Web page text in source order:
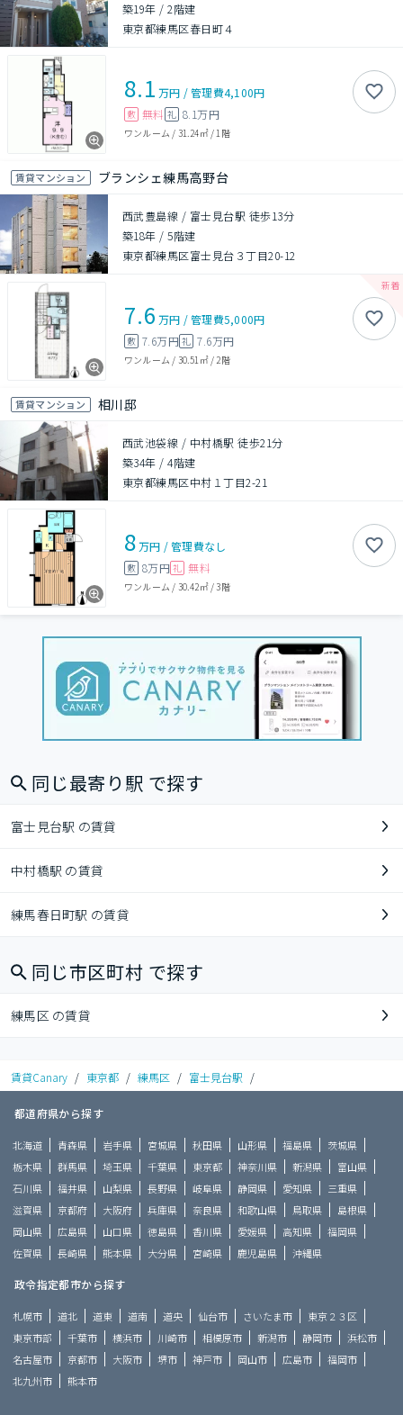
築19年 /2階建
東京都練馬区春日町４
8.1 万円 /管理費4,100円
敷 無料 礼 8.1万円
ワンルーム / 31.24㎡/ 1階
賃貸マンション ブランシェ練馬高野台
西武豊島線 / 富士見台駅 徒歩13分
築18年 /5階建
東京都練馬区富士見台３丁目20-12
7.6 万円 /管理費5,000円
敷 7.6万円礼 7.6万円
ワンルーム / 30.51㎡/ 2階
賃貸マンション 相川邸
西武池袋線 / 中村橋駅 徒歩21分
築34年 /4階建
東京都練馬区中村１丁目2-21
8万円 /管理費なし
敷 8万円 礼 無料
ワンルーム / 30.42㎡/3階
同じ最寄り駅 で探す
富士見台駅 の賃貸
中村橋駅 の賃貸
練馬春日町駅 の賃貸
同じ市区町村 で探す
練馬区 の賃貸
賃貸Canary / 東京都 / 練馬区 / 富士見台駅 /
都道府県から探す
北海道 青森県 岩手県 宮城県 秋田県 山形県 福島県
茨城県
栃木県
群馬県 埼玉県 千葉県 東京都 神奈川県 新潟県
富山県
石川県
福井県 山梨県 長野県 岐阜県 静岡県 愛知県
三重県
滋賀県
京都府 大阪府 兵庫県 奈良県 和歌山県 鳥取県
島根県
岡山県
広島県 山口県 徳島県 香川県 愛媛県 高知県
福岡県
佐賀県
長崎県 熊本県 大分県 宮崎県 鹿児島県 沖縄県
政令指定都市から探す
札幌市 道北 道東 道南 道央 仙台市 さいたま市
東京２３区
東京市部
千葉市 横浜市 川崎市 相模原市 新潟市 静岡市
浜松市
名古屋市
京都市 大阪市 堺市 神戸市 岡山市 広島市
福岡市
北九州市
熊本市